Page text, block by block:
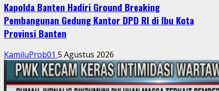
Kapolda Banten Hadiri Ground Breaking
Pembangunan Gedung Kantor DPD RI di Ibu Kota
Provinsi Banten
KamiluProb01 5 Agustus 2026